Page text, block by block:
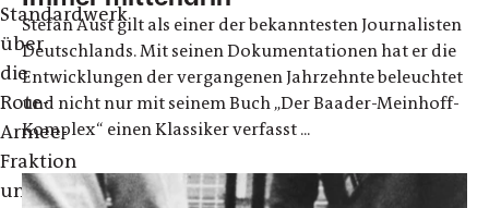
Standardwerk
über
die
Rote-
Armee-
Fraktion
und
Stefan Aust gilt als einer der bekanntesten Journalisten
Deutschlands. Mit seinen Dokumentationen hat er die
Entwicklungen der vergangenen Jahrzehnte beleuchtet
und nicht nur mit seinem Buch „Der Baader-Meinhoff-
Komplex“ einen Klassiker verfasst ...